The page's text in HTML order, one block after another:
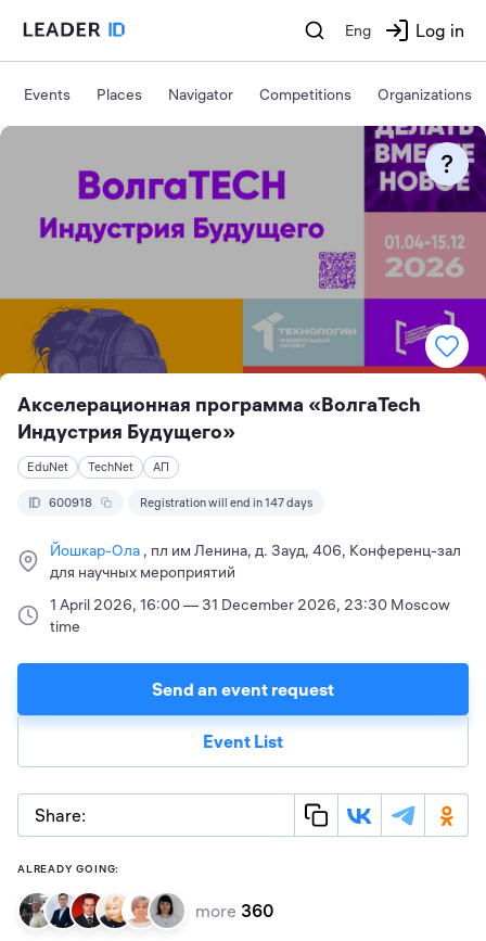
Eng Log in
Events Places Navigator Competitions Organizations
Акселерационная программа «ВолгаTech
Индустрия Будущего»
EduNet TechNet АП
600918 Registration will end in 147 days
Йошкар-Ола
пл им Ленина, д. 3ауд, 406, Конференц-зал
для научных мероприятий
1 April 2026, 16:00 — 31 December 2026, 23:30 Moscow
time
Send an event request
Event List
Share:
ALREADY GOING:
more 360